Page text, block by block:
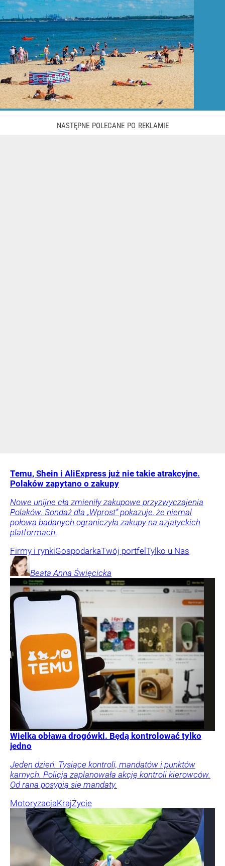
Temu, Shein i AliExpress już nie takie atrakcyjne.
Polaków zapytano o zakupy
Nowe unijne cła zmieniły zakupowe przyzwyczajenia
Polaków. Sondaż dla „Wprost” pokazuje, że niemal
połowa badanych ograniczyła zakupy na azjatyckich
platformach.
Firmy i rynkiGospodarkaTwój portfel Tylko u Nas
Beata Anna Święcicka
Wielka obława drogówki. Będą kontrolować tylko
jedno
Jeden dzień. Tysiące kontroli, mandatów i punktów
karnych. Policja zaplanowała akcję kontroli kierowców.
Od rana posypią się mandaty.
MotoryzacjaKrajŻycie